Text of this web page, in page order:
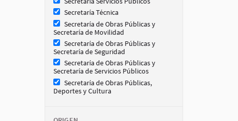
Secretaría Técnica
Secretaría de Obras Públicas y
Secretaría de Movilidad
Secretaría de Obras Públicas y
Secretaría de Seguridad
Secretaría de Obras Públicas y
Secretaría de Servicios Públicos
Secretaría de Obras Públicas,
Deportes y Cultura